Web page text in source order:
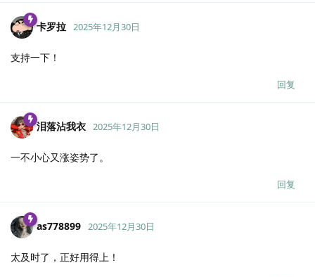
卡罗拉 2025年12月30日
支持一下！
回复
泪落沾我衣 2025年12月30日
一不小心又涨姿势了。
回复
as778899 2025年12月30日
太及时了，正好用得上！